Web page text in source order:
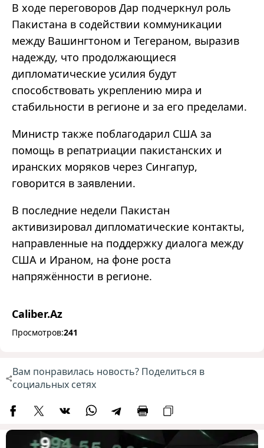
В ходе переговоров Дар подчеркнул роль
Пакистана в содействии коммуникации
между Вашингтоном и Тегераном, выразив
надежду, что продолжающиеся
дипломатические усилия будут
способствовать укреплению мира и
стабильности в регионе и за его пределами.
Министр также поблагодарил США за
помощь в репатриации пакистанских и
иранских моряков через Сингапур,
говорится в заявлении.
В последние недели Пакистан
активизировал дипломатические контакты,
направленные на поддержку диалога между
США и Ираном, на фоне роста
напряжённости в регионе.
Caliber.Az
Просмотров:241
Вам понравилась новость? Поделиться в
социальных сетях